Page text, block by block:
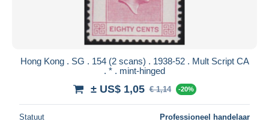
Hong Kong . SG . 154 (2 scans) . 1938-52 . Mult Script CA
. * . mint-hinged
± US$ 1,05 € 1,14 -20%
Statuut Professioneel handelaar